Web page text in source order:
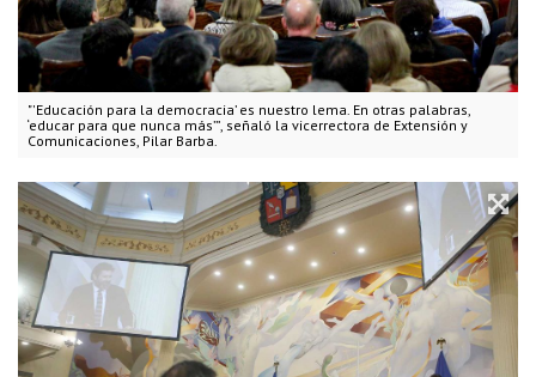
"'Educación para la democracia’ es nuestro lema. En otras palabras,
‘educar para que nunca más’”, señaló la vicerrectora de Extensión y
Comunicaciones, Pilar Barba.